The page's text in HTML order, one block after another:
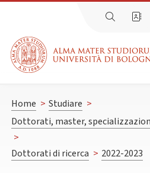
Home > Studiare >
Dottorati, master,
>
Dottorati di ricerca > 2022-2023